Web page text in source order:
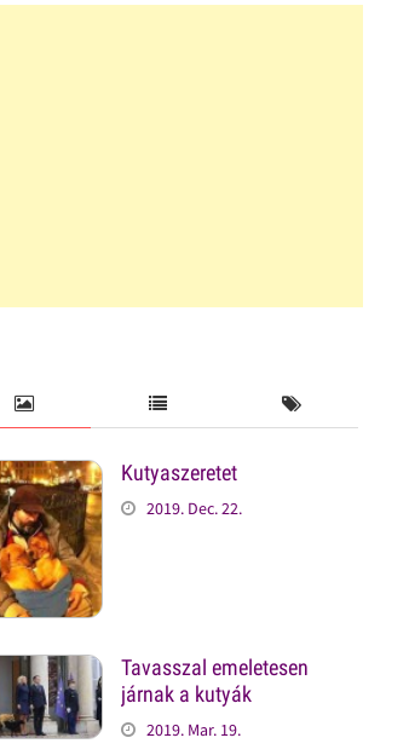
Kutyaszeretet
2019. Dec. 22.
Tavasszal emeletesen
járnak a kutyák
2019. Mar. 19.